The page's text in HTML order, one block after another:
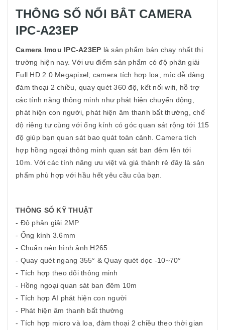
THÔNG SỐ NỔI BÂT CAMERA
IPC-A23EP
Camera Imou IPC-A23EP là sản phẩm bán chạy nhất thị
trường hiện nay. Với ưu điểm sản phẩm có độ phân giải
Full HD 2.0 Megapixel; camera tích hợp loa, míc dễ dàng
đàm thoại 2 chiều, quay quét 360 độ, kết nối wifi, hỗ trợ
các tính năng thông minh như phát hiện chuyển động,
phát hiện con người, phát hiện âm thanh bất thường, chế
độ riêng tư cùng với ống kính có góc quan sát rộng tới 115
độ giúp bạn quan sát bao quát toàn cảnh. Camera tích
hợp hồng ngoại thông minh quan sát ban đêm lên tới
10m. Với các tính năng ưu việt và giá thành rẻ đây là sản
phẩm phù hợp với hầu hết yêu cầu của bạn.
THÔNG SỐ KỸ THUẬT
- Độ phân giải 2MP
- Ống kính 3.6mm
- Chuẩn nén hình ảnh H265
- Quay quét ngang 355° & Quay quét dọc -10~70°
- Tích hợp theo dõi thông minh
- Hồng ngoại quan sát ban đêm 10m
- Tích hợp AI phát hiện con người
- Phát hiện âm thanh bất thường
- Tích hợp micro và loa, đàm thoại 2 chiều theo thời gian